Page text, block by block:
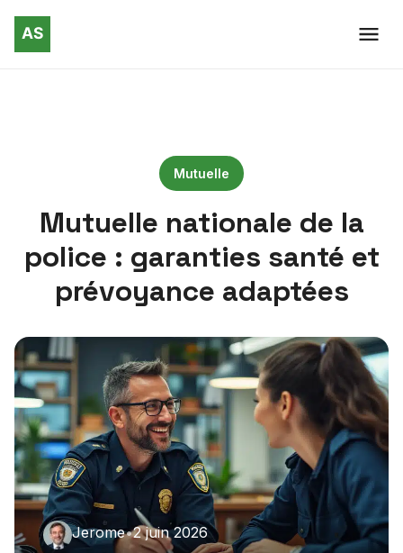
Mutuelle
Mutuelle nationale de la
police : garanties santé et
prévoyance adaptées
Jerome•2 juin 2026